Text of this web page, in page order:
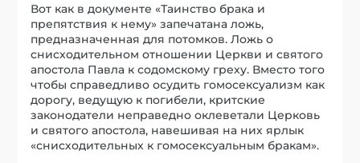
Вот как в документе «Таинство брака и
препятствия к нему» запечатана ложь,
предназначенная для потомков. Ложь о
снисходительном отношении Церкви и святого
апостола Павла к содомскому греху. Вместо того
чтобы справедливо осудить гомосексуализм как
дорогу, ведущую к погибели, критские
законодатели неправедно оклеветали Церковь
и святого апостола, навешивая на них ярлык
«снисходительных к гомосексуальным бракам».